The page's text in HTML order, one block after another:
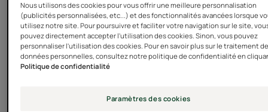
Cheveux fins - plats - sans volume
Besoin
Volume
Nous utilisons des cookies pour vous offrir une meilleure personnalisation
(publicités personnalisées, etc...) et des fonctionnalités avancées lorsque
utilisez notre site. Pour poursuivre et faciliter votre navigation sur le site,
pouvez directement accepter l'utilisation des cookies. Sinon, vous pouvez
personnaliser l'utilisation des cookies. Pour en savoir plus sur le traitement
données personnelles, consultez notre politique de confidentialité en
Politique de confidentialité
Paramètres des cookies